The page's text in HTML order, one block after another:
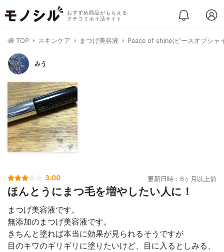
おすすめ商品がもらえる
クチコミポイ活サイト
TOP スキンケア まつげ美容液 Peace of shine(ピースオブシャ
みう
3.00 更新日時：6ヶ月以上前
ほんとうにまつ毛を増やしたい人に！
まつげ美容液です。
無添加のまつげ美容液です。
きちんと塗れば本当に効果が見られるそうですが
目のキワのギリギリに塗りたいけど、目に入るとしみる、